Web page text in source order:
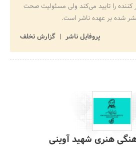
را تایید می‌کند ولی مسئولیت صحت
شده بر عهده ناشر است.
پروفایل ناشر
گزارش تخلف
هنری شهید آوینی